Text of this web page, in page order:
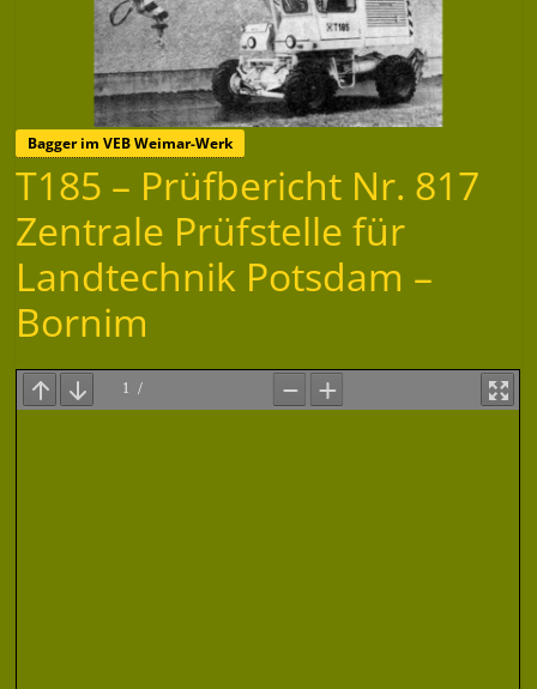
Bagger im VEB Weimar-Werk
T185 – Prüfbericht Nr. 817
Zentrale Prüfstelle für
Landtechnik Potsdam –
Bornim